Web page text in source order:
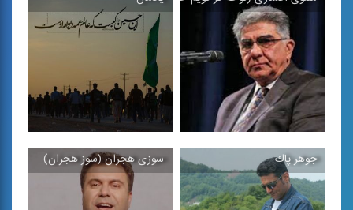
شكوه دین
تصنیف در فضای موسیقی
دستگاهی و بی‌كلام همین
تصنیف ...
نوگل
تصنیف افشاری از فریدون
مثنوی افشاری (نوحه گر
گویم حدیث سوزناك) یادمان
تكنوازی نی ویژه اربعین،
جوهر پاك سوزی هجران (سوز هجران)